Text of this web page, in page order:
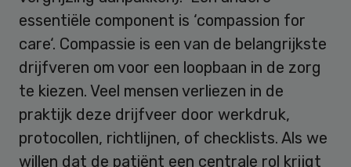
essentiële component is ‘compassion for
care‘. Compassie is een van de belangrijkste
drijfveren om voor een loopbaan in de zorg
te kiezen. Veel mensen verliezen in de
praktijk deze drijfveer door werkdruk,
protocollen, richtlijnen, of checklists. Als we
willen dat de patiënt een centrale rol krijgt